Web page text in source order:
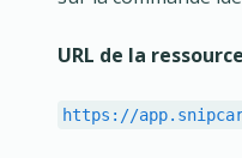
URL de la ressource
https://